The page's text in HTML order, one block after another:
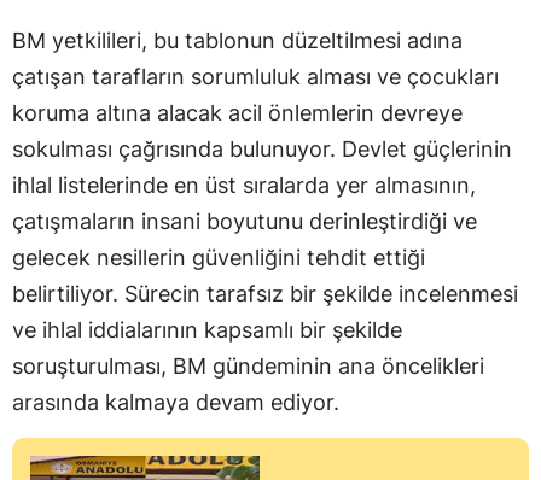
BM yetkilileri, bu tablonun düzeltilmesi adına
çatışan tarafların sorumluluk alması ve çocukları
koruma altına alacak acil önlemlerin devreye
sokulması çağrısında bulunuyor. Devlet güçlerinin
ihlal listelerinde en üst sıralarda yer almasının,
çatışmaların insani boyutunu derinleştirdiği ve
gelecek nesillerin güvenliğini tehdit ettiği
belirtiliyor. Sürecin tarafsız bir şekilde incelenmesi
ve ihlal iddialarının kapsamlı bir şekilde
soruşturulması, BM gündeminin ana öncelikleri
arasında kalmaya devam ediyor.